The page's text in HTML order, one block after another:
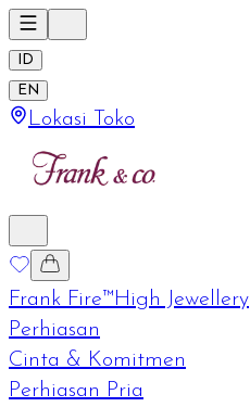
ID
EN
Lokasi Toko
Frank Fire™High Jewellery
Perhiasan
Cinta & Komitmen
Perhiasan Pria